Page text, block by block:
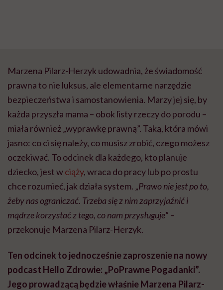
Marzena Pilarz-Herzyk udowadnia, że świadomość
prawna to nie luksus, ale elementarne narzędzie
bezpieczeństwa i samostanowienia. Marzy jej się, by
każda przyszła mama – obok listy rzeczy do porodu –
miała również „wyprawkę prawną”. Taką, która mówi
jasno: co ci się należy, co musisz zrobić, czego możesz
oczekiwać. To odcinek dla każdego, kto planuje
dziecko, jest wciąży, wraca do pracy lub po prostu
chce rozumieć, jak działa system. „Prawo nie jest po to,
żeby nas ograniczać. Trzeba się z nim zaprzyjaźnić i
mądrze korzystać z tego, co nam przysługuje” –
przekonuje Marzena Pilarz-Herzyk.
Ten odcinek to jednocześnie zaproszenie na nowy
podcast Hello Zdrowie: „PoPrawne Pogadanki”.
Jego prowadzącą będzie właśnie Marzena Pilarz-